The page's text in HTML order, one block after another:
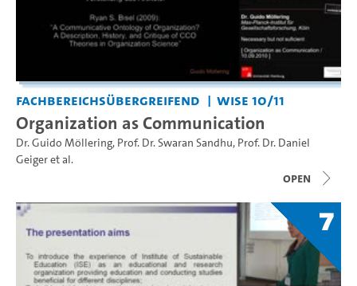
Fachbereichsübergreifend WiSe 10/11
Organization as Communication
Dr. Guido Möllering, Prof. Dr. Swaran Sandhu, Prof. Dr. Daniel
Geigeret al.
open
7